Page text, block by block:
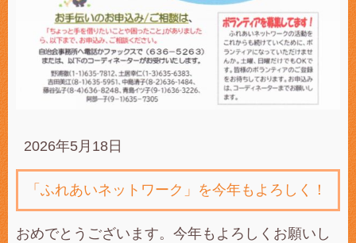
2026年5月18日
「ふれあいネットワーク」を今年もよろしく！
おめでとうございます。今年もよろしくお願いし